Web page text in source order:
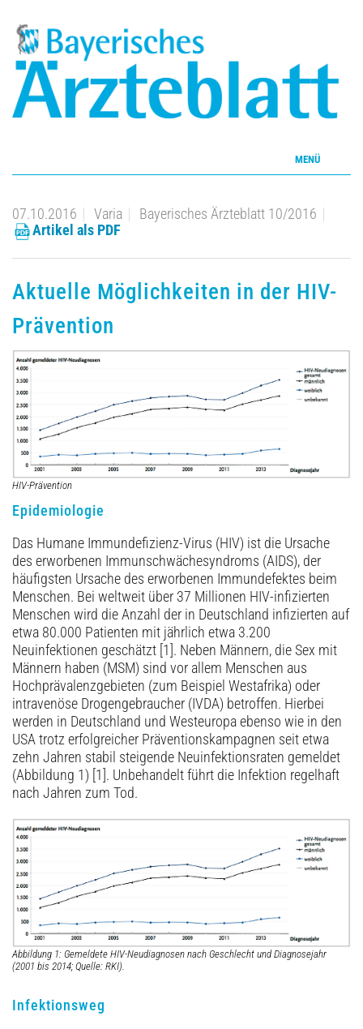
MENÜ
Inhalte
Aktuelles Heft
CME
Archiv
07.10.2016 Varia
Bayerisches Ärzteblatt 10/2016
Artikel als PDF
Aktuelle Möglichkeiten in der HIV-
Prävention
HIV-Prävention
Epidemiologie
Das Humane Immundefizienz-Virus (HIV) ist die Ursache
des erworbenen Immunschwächesyndroms (AIDS), der
häufigsten Ursache des erworbenen Immundefektes beim
Menschen. Bei weltweit über 37 Millionen HIV-infizierten
Menschen wird die Anzahl der in Deutschland infizierten auf
etwa 80.000 Patienten mit jährlich etwa 3.200
Neuinfektionen geschätzt [1]. Neben Männern, die Sex mit
Männern haben (MSM) sind vor allem Menschen aus
Hochprävalenzgebieten (zum Beispiel Westafrika) oder
intravenöse Drogengebraucher (IVDA) betroffen. Hierbei
werden in Deutschland und Westeuropa ebenso wie in den
USA trotz erfolgreicher Präventionskampagnen seit etwa
zehn Jahren stabil steigende Neuinfektionsraten gemeldet
(Abbildung 1) [1]. Unbehandelt führt die Infektion regelhaft
nach Jahren zum Tod.
Abbildung 1: Gemeldete HIV-Neudiagnosen nach Geschlecht und Diagnosejahr
(2001 bis 2014; Quelle: RKI).
Infektionsweg